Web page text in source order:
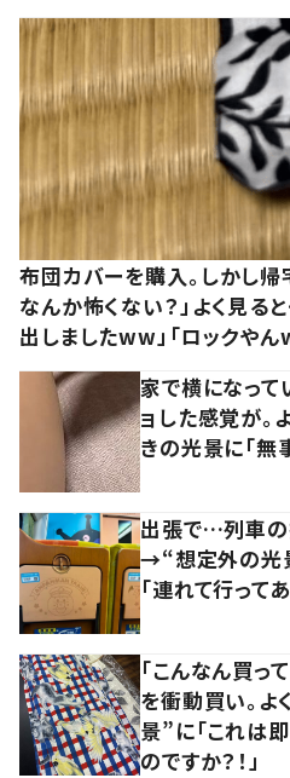
布団カバーを購入。しかし
なんか怖くない？」よく見
出しましたww」「ロックやん
家で横になって
ョした感覚が。
きの光景に「無
出張で…列車
→“想定外の光景
「連れて行って
「こんなん買っ
を衝動買い。
景”に「これは
のですか？！」